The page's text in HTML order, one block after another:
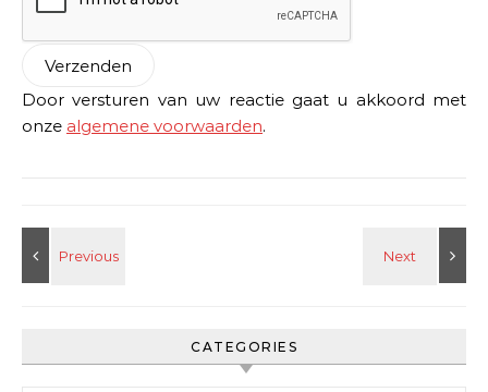
Door versturen van uw reactie gaat u akkoord met
onze algemene voorwaarden.
CATEGORIES